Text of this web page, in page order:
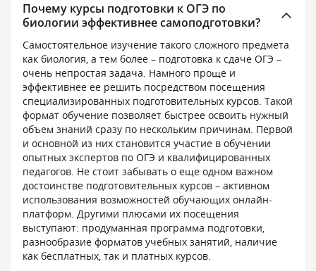
обучением, удалось поучаствовать
в реферальном программе
и получила свою выплату
за приведенного ученика, спасибо!
Единственный минус — ну очень
навязчивый отдел продаж, только
заходишь в тг канал полистать курсы,
как тебе начинают названивать
с предложениями, НЕ НАДО!
Вы получаете обратный эффект,
как реклама при просмотре сериала,
сразу галочка: этот товар не покупать
никогда😅 Пожалуйста, руководство,
примите к сведению. Большинство
обучающихся взрослые люди
и в состоянии» нажать на кнопку "
при необходимости. В остальном
меня все устраивает, буду ещё
покупать у вас курсы.
продвигает
не просто
из советских
как работает
зубрежка
экзаменом и
у школьников
мотивацию,
их автономии.
предоставляет
проходить
во время
так, что можно
и учебу.
в записи, а
занятий
Почему курсы подготовки к ОГЭ по
биологии эффективнее самоподготовки?
Самостоятельное изучение такого сложного предмета
как биология, а тем более – подготовка к сдаче ОГЭ –
очень непростая задача. Намного проще и
эффективнее ее решить посредством посещения
специализированных подготовительных курсов. Такой
формат обучение позволяет быстрее освоить нужный
объем знаний сразу по нескольким причинам. Первой
и основной из них становится участие в обучении
опытных экспертов по ОГЭ и квалифицированных
педагогов. Не стоит забывать о еще одном важном
достоинстве подготовительных курсов – активном
использования возможностей обучающих онлайн-
платформ. Другими плюсами их посещения
выступают: продуманная программа подготовки,
разнообразие форматов учебных занятий, наличие
как бесплатных, так и платных курсов.